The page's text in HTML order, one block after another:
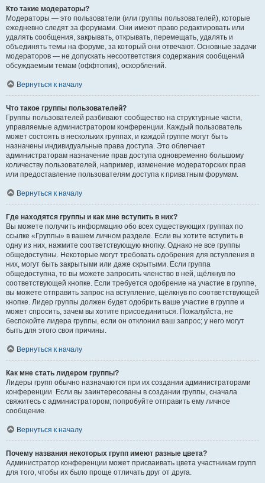
Кто такие модераторы?
Модераторы — это пользователи (или группы пользователей), которые
ежедневно следят за форумами. Они имеют право редактировать или
удалять сообщения, закрывать, открывать, перемещать, удалять и
объединять темы на форуме, за который они отвечают. Основные задачи
модераторов — не допускать несоответствия содержания сообщений
обсуждаемым темам (оффтопик), оскорблений.
Вернуться к началу
Что такое группы пользователей?
Группы пользователей разбивают сообщество на структурные части,
управляемые администратором конференции. Каждый пользователь
может состоять в нескольких группах, и каждой группе могут быть
назначены индивидуальные права доступа. Это облегчает
администраторам назначение прав доступа одновременно большому
количеству пользователей, например, изменение модераторских прав
или предоставление пользователям доступа к приватным форумам.
Вернуться к началу
Где находятся группы и как мне вступить в них?
Вы можете получить информацию обо всех существующих группах по
ссылке «Группы» в вашем личном разделе. Если вы хотите вступить в
одну из них, нажмите соответствующую кнопку. Однако не все группы
общедоступны. Некоторые могут требовать одобрения для вступления в
них, могут быть закрытыми или даже скрытыми. Если группа
общедоступна, то вы можете запросить членство в ней, щёлкнув по
соответствующей кнопке. Если требуется одобрение на участие в группе,
вы можете отправить запрос на вступление, щёлкнув по соответствующей
кнопке. Лидер группы должен будет одобрить ваше участие в группе и
может спросить, зачем вы хотите присоединиться. Пожалуйста, не
беспокойте лидера группы, если он отклонил ваш запрос; у него могут
быть для этого свои причины.
Вернуться к началу
Как мне стать лидером группы?
Лидеры групп обычно назначаются при их создании администраторами
конференции. Если вы заинтересованы в создании группы, сначала
свяжитесь с администратором; попробуйте отправить ему личное
сообщение.
Вернуться к началу
Почему названия некоторых групп имеют разные цвета?
Администратор конференции может присваивать цвета участникам групп
для того, чтобы их было проще отличать друг от друга.